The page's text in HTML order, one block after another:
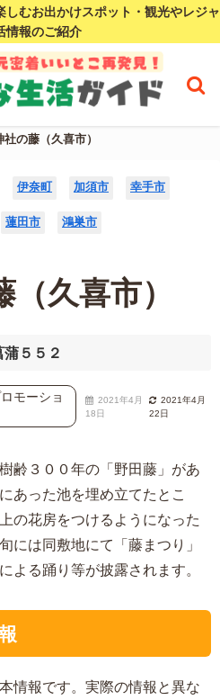
むお出かけスポット・観光やレジャ
情報のご紹介
社の藤（久喜市）
伊奈町 加須市 幸手市
蓮田市 鴻巣市
久喜市）
５５２
モーショ
2021年4月
18日
2021年4月
22日
齢３００年の「野田藤」があ
あった池を埋め立てたとこ
の花房をつけるようになった
には同敷地にて「藤まつり」
よる踊り等が披露されます。
情報です。実際の情報と異な